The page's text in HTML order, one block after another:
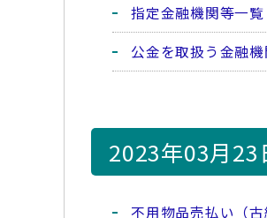
指定金融機関等一覧
公金を取扱う金融機
2023年03月23
不用物品売払い（